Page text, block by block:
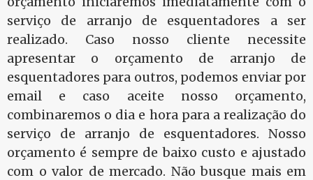
serviço de arranjo de esquentadores a ser
realizado. Caso nosso cliente necessite
apresentar o orçamento de arranjo de
esquentadores para outros, podemos enviar por
email e caso aceite nosso orçamento,
combinaremos o dia e hora para a realização do
serviço de arranjo de esquentadores. Nosso
orçamento é sempre de baixo custo e ajustado
com o valor de mercado. Não busque mais em